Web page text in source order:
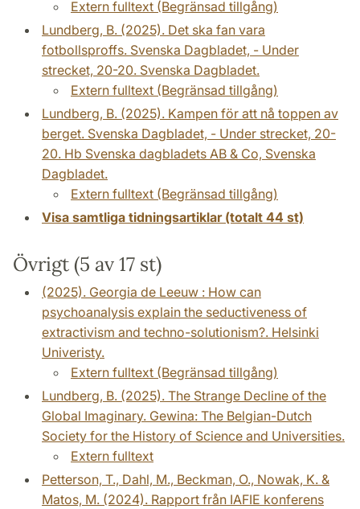
Extern fulltext (Begränsad tillgång)
Lundberg, B. (2025). Det ska fan vara
fotbollsproffs. Svenska Dagbladet, - Under
strecket, 20-20. Svenska Dagbladet.
Extern fulltext (Begränsad tillgång)
Lundberg, B. (2025). Kampen för att nå toppen av
berget. Svenska Dagbladet, - Under strecket, 20-
20. Hb Svenska dagbladets AB & Co, Svenska
Dagbladet.
Extern fulltext (Begränsad tillgång)
Visa samtliga tidningsartiklar (totalt 44 st)
Övrigt (5 av 17 st)
(2025). Georgia de Leeuw : How can
psychoanalysis explain the seductiveness of
extractivism and techno-solutionism?. Helsinki
Univeristy.
Extern fulltext (Begränsad tillgång)
Lundberg, B. (2025). The Strange Decline of the
Global Imaginary. Gewina: The Belgian-Dutch
Society for the History of Science and Universities.
Extern fulltext
Petterson, T., Dahl, M., Beckman, O., Nowak, K. &
Matos, M. (2024). Rapport från IAFIE konferens